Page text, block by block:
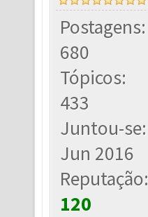
Postagens:
680
Tópicos:
433
Juntou-se:
Jun 2016
Reputação:
120